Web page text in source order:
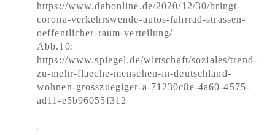
https://www.dabonline.de/2020/12/30/bringt-
corona-verkehrswende-autos-fahrrad-strassen-
oeffentlicher-raum-verteilung/
Abb.10:
https://www.spiegel.de/wirtschaft/soziales/trend-
zu-mehr-flaeche-menschen-in-deutschland-
wohnen-grosszuegiger-a-71230c8e-4a60-4575-
ad11-e5b96055f312